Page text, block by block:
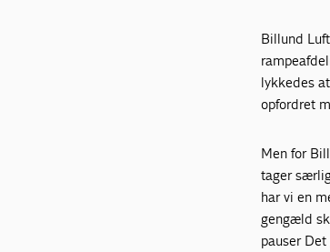
Billund
lykkedes
opfordret
Men for
tager
har vi en
gengæld
pauser